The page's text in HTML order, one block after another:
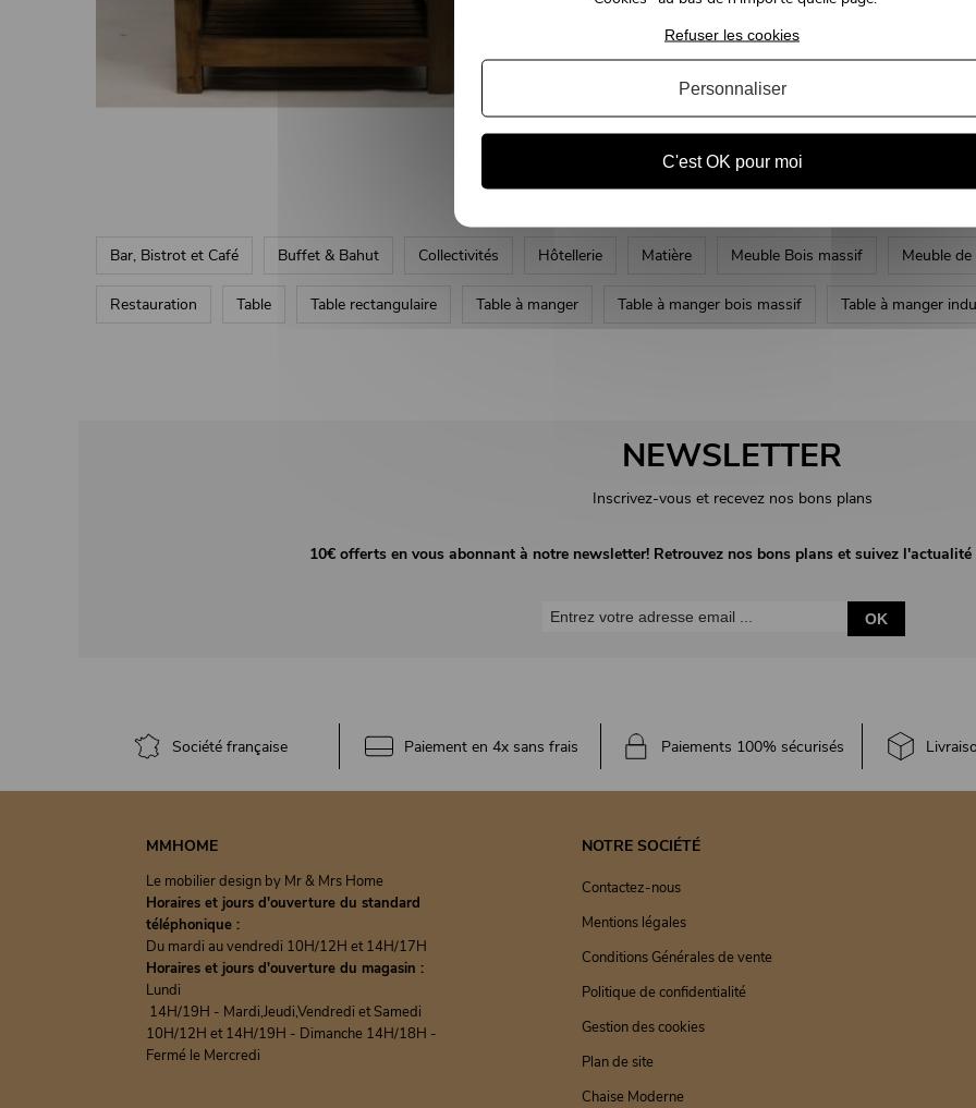
Bar, Bistrot et Café Buffet & Bahut Collectivités Hôtellerie Matière Meuble Bois massif Meuble
Restauration Table Table rectangulaire Table à manger Table à manger bois massif Table à manger
NEWSLETTER
Inscrivez-vous et recevez nos bons plans
10€ offerts en vous abonnant à notre newsletter! Retrouvez nos bons plans et suivez l'actualité
OK
Société française Paiement en 4x sans frais Paiements 100% sécurisés
MMHOME
Le mobilier design by Mr & Mrs Home
Horaires et jours d'ouverture du standard
téléphonique :
Du mardi au vendredi 10H/12H et 14H/17H
Horaires et jours d'ouverture du magasin :
Lundi
14H/19H - Mardi,Jeudi,Vendredi et Samedi
10H/12H et 14H/19H - Dimanche 14H/18H -
Fermé le Mercredi
NOTRE SOCIÉTÉ
Contactez-nous
Mentions légales
Conditions Générales de vente
Politique de confidentialité
Gestion des cookies
Plan de site
Chaise Moderne
C'est OK pour moi
Refuser les cookies
Personnaliser